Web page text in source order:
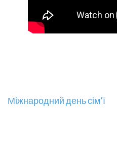
Навігація
Міжнародний день сім’ї